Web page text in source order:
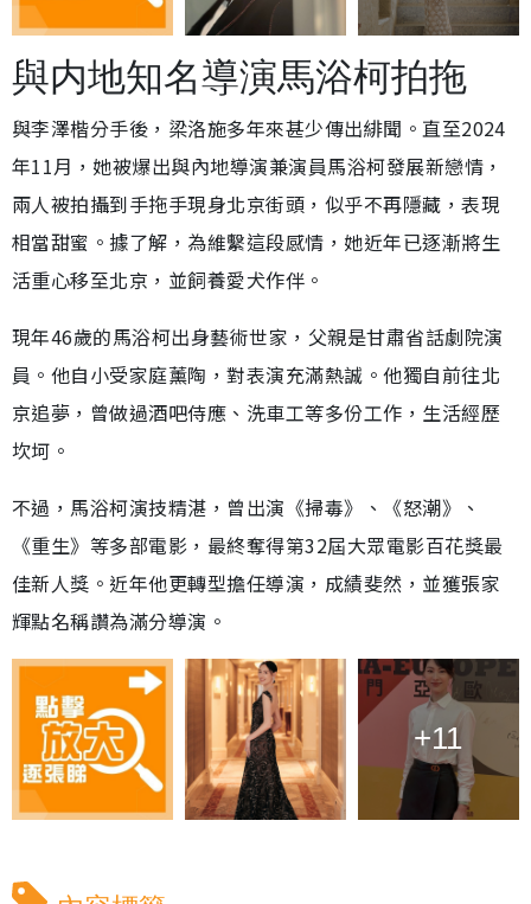
與内地知名導演馬浴柯拍拖
與李澤楷分手後，梁洛施多年來甚少傳出緋聞。直至2024
年11月，她被爆出與內地導演兼演員馬浴柯發展新戀情，
兩人被拍攝到手拖手現身北京街頭，似乎不再隱藏，表現
相當甜蜜。據了解，為維繫這段感情，她近年已逐漸將生
活重心移至北京，並飼養愛犬作伴。
現年46歲的馬浴柯出身藝術世家，父親是甘肅省話劇院演
員。他自小受家庭薰陶，對表演充滿熱誠。他獨自前往北
京追夢，曾做過酒吧侍應、洗車工等多份工作，生活經歷
坎坷。
不過，馬浴柯演技精湛，曾出演《掃毒》、《怒潮》、
《重生》等多部電影，最終奪得第32屆大眾電影百花獎最
佳新人獎。近年他更轉型擔任導演，成績斐然，並獲張家
輝點名稱讚為滿分導演。
+11